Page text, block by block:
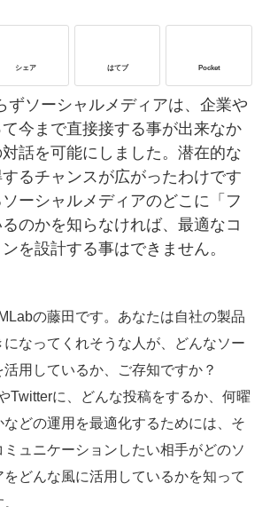
お役立ち資料
サービス資料
SMMLabについて
シェア はてブ Pocket
ずソーシャルメディアは、企業や
今まで直接接する事が出来なか
話を可能にしました。潜在的な
るチャンスが広がったわけです
ーシャルメディアのどこに「フ
のかを知らなければ、最適なコ
を設計する事はできません。
の藤田です。あなたは自社の製品
なってくれそうな人が、どんなソー
用しているか、ご存知ですか？
Twitterに、どんな投稿をするか、何曜
などの運用を最適化するためには、そ
ミュニケーションしたい相手がどのソ
どんな風に活用しているかを知って